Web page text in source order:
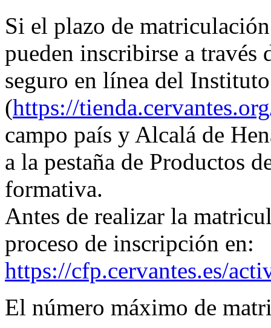
Si el plazo de
pueden inscribirse a través
seguro en línea del
(https://
campo país y Alcalá de
a la pestaña de Productos
formativa.
Antes de realizar la
proceso de inscripción en:
https://cfp.cervantes.es/
El número máximo de